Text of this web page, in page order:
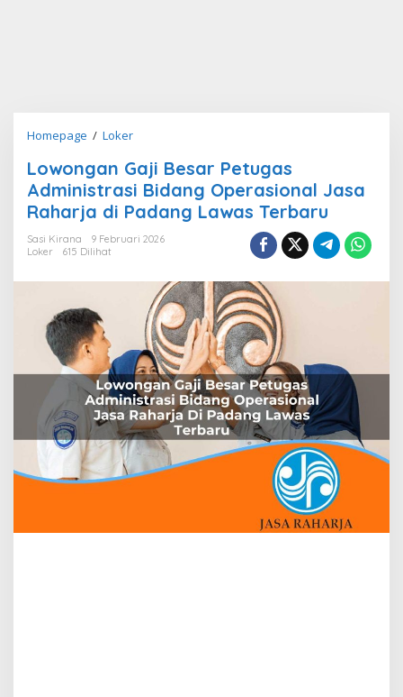
Homepage / LokerLowongan
Besar
Petugas
Administrasi
Operasional
Raharja
Padang
Lawas
Terbaru
Lowongan Gaji Besar Petugas
Administrasi Bidang Operasional Jasa
Raharja di Padang Lawas Terbaru
Sasi Kirana
9 Februari 2026
Loker
615 Dilihat